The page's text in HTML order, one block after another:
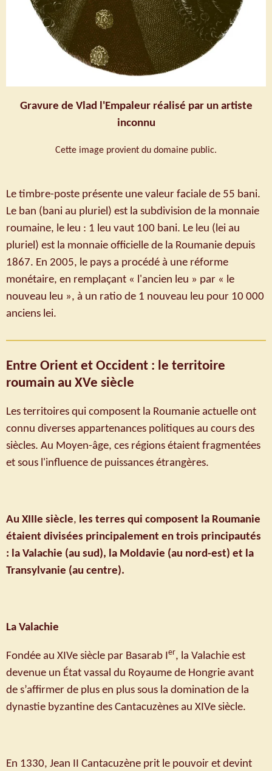
Gravure de Vlad l'Empaleur réalisé par un artiste
inconnu
Cette image provient du domaine public.
Le timbre-poste présente une valeur faciale de 55 bani.
Le ban (bani au pluriel) est la subdivision de la monnaie
roumaine, le leu : 1 leu vaut 100 bani. Le leu (lei au
pluriel) est la monnaie officielle de la Roumanie depuis
1867. En 2005, le pays a procédé à une réforme
monétaire, en remplaçant « l'ancien leu » par « le
nouveau leu », à un ratio de 1 nouveau leu pour 10 000
anciens lei.
Entre Orient et Occident : le territoire
roumain au XVe siècle
Les territoires qui composent la Roumanie actuelle ont
connu diverses appartenances politiques au cours des
siècles. Au Moyen-âge, ces régions étaient fragmentées
et sous l'influence de puissances étrangères.
Au XIIIe siècle, les terres qui composent la Roumanie
étaient divisées principalement en trois principautés
: la Valachie (au sud), la Moldavie (au nord-est) et la
Transylvanie (au centre).
La Valachie
Fondée au XIVe siècle par Basarab Ier, la Valachie est
devenue un État vassal du Royaume de Hongrie avant
de s’affirmer de plus en plus sous la domination de la
dynastie byzantine des Cantacuzènes au XIVe siècle.
En 1330, Jean II Cantacuzène prit le pouvoir et devint